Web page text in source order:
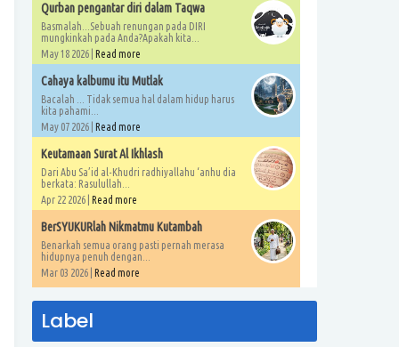
Qurban pengantar diri dalam Taqwa
Basmalah...Sebuah renungan pada DIRI
mungkinkah pada Anda?Apakah kita...
May 18 2026 | Read more
Cahaya kalbumu itu Mutlak
Bacalah ... Tidak semua hal dalam hidup harus
kita pahami...
May 07 2026 | Read more
Keutamaan Surat Al Ikhlash
Dari Abu Sa’id al-Khudri radhiyallahu ‘anhu dia
berkata: Rasulullah...
Apr 22 2026 | Read more
BerSYUKURlah Nikmatmu Kutambah
Benarkah semua orang pasti pernah merasa
hidupnya penuh dengan...
Mar 03 2026 | Read more
Label